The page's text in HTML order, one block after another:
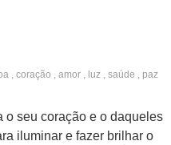
coração amor luz saúde
paz
o seu coração e o daqueles
iluminar e fazer brilhar o